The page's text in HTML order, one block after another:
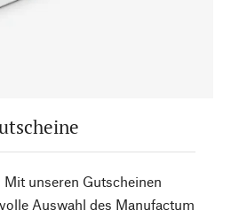
Mit unseren Gutscheinen
Auswahl des Manufactum